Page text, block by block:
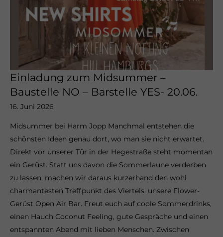
Einladung zum Midsummer –
Baustelle NO – Barstelle YES- 20.06.
16. Juni 2026
Midsummer bei Harm Jopp Manchmal entstehen die
schönsten Ideen genau dort, wo man sie nicht erwartet.
Direkt vor unserer Tür in der Hegestraße steht momentan
ein Gerüst. Statt uns davon die Sommerlaune verderben
zu lassen, machen wir daraus kurzerhand den wohl
charmantesten Treffpunkt des Viertels: unsere Flower-
Gerüst Open Air Bar. Freut euch auf coole Sommerdrinks,
einen Hauch Coconut Feeling, gute Gespräche und einen
entspannten Abend mit lieben Menschen. Zwischen